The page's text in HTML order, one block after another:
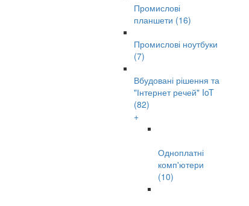
Промислові
планшети (16)
Промислові ноутбуки
(7)
Вбудовані рішення та
"Інтернет речей" IoT
(82)
+
Одноплатні
комп'ютери
(10)